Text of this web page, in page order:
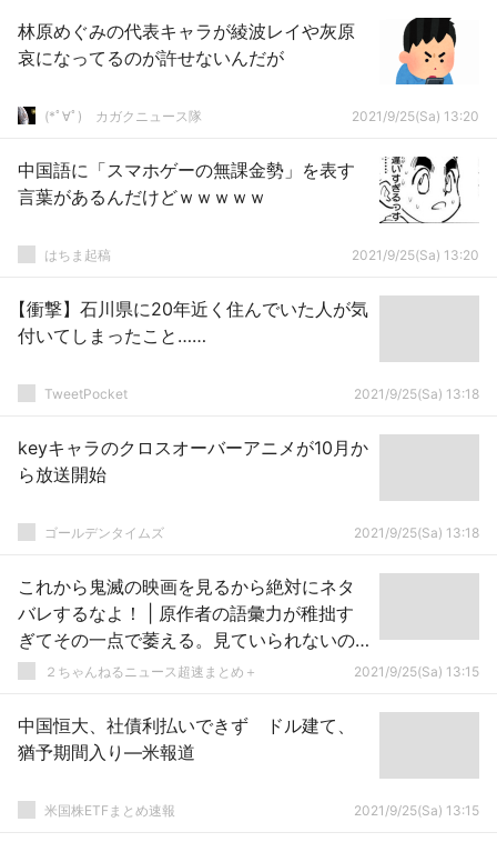
林原めぐみの代表キャラが綾波レイや灰原
哀になってるのが許せないんだが
(*ﾟ∀ﾟ)ゞカガクニュース隊 2021/9/25(Sa) 13:20
中国語に「スマホゲーの無課金勢」を表す
言葉があるんだけどｗｗｗｗｗ
はちま起稿 2021/9/25(Sa) 13:20
【衝撃】石川県に20年近く住んでいた人が気
付いてしまったこと……
TweetPocket 2021/9/25(Sa) 13:18
keyキャラのクロスオーバーアニメが10月か
ら放送開始
ゴールデンタイムズ 2021/9/25(Sa) 13:18
これから鬼滅の映画を見るから絶対にネタ
バレするなよ！ | 原作者の語彙力が稚拙す
ぎてその一点で萎える。見ていられないの
だがそんなの俺だけか。
２ちゃんねるニュース超速まとめ＋ 2021/9/25(Sa) 13:15
中国恒大、社債利払いできず ドル建て、
猶予期間入り―米報道
米国株ETFまとめ速報 2021/9/25(Sa) 13:15